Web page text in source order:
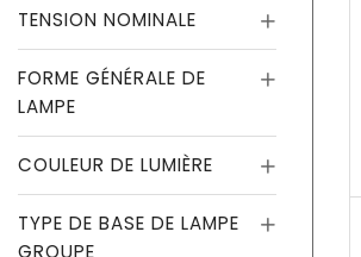
TENSION NOMINALE
FORME GÉNÉRALE DE
LAMPE
COULEUR DE LUMIÈRE
TYPE DE BASE DE LAMPE
GROUPE